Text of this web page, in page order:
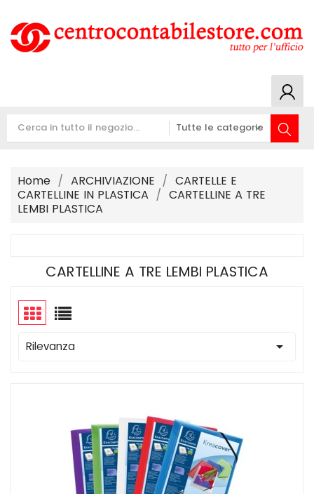
Home ARCHIVIAZIONE
CARTELLE E
CARTELLINE IN PLASTICA
CARTELLINE A TRE
LEMBI PLASTICA
CARTELLINE A TRE LEMBI PLASTICA
Rilevanza 